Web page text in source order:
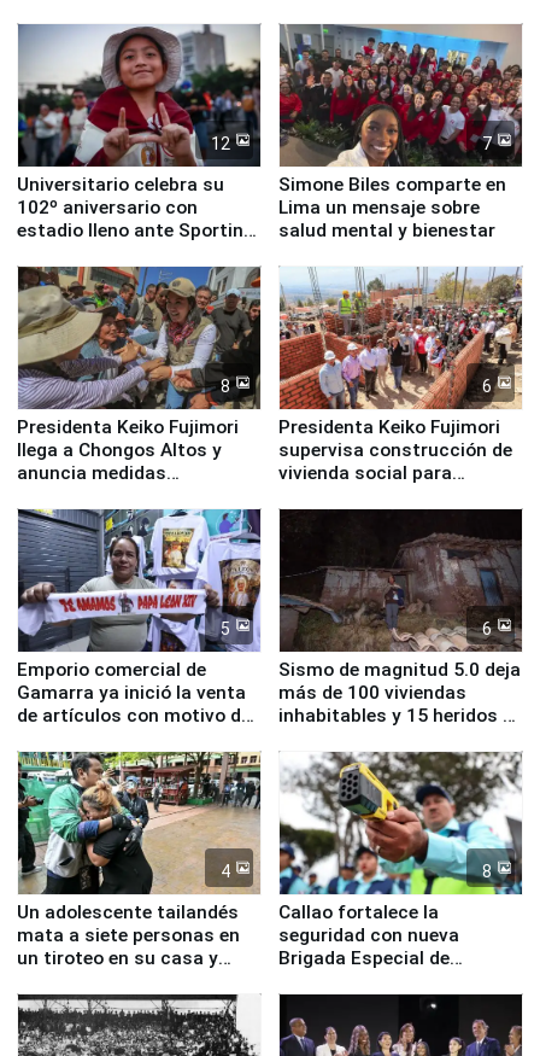
12
Universitario celebra su
102º aniversario con
estadio lleno ante Sporting
7
Simone Biles comparte en
Lima un mensaje sobre
salud mental y bienestar
8
Presidenta Keiko Fujimori
llega a Chongos Altos y
anuncia medidas
educación, salud y empleo
6
Presidenta Keiko Fujimori
supervisa construcción de
vivienda social para
5
Emporio comercial de
Gamarra ya inició la venta
de artículos con motivo de
6
Sismo de magnitud 5.0 deja
más de 100 viviendas
inhabitables y 15 heridos en
4
Un adolescente tailandés
mata a siete personas en
un tiroteo en su casa y
8
Callao fortalece la
seguridad con nueva
Brigada Especial de
equipamiento para
Serenazgo